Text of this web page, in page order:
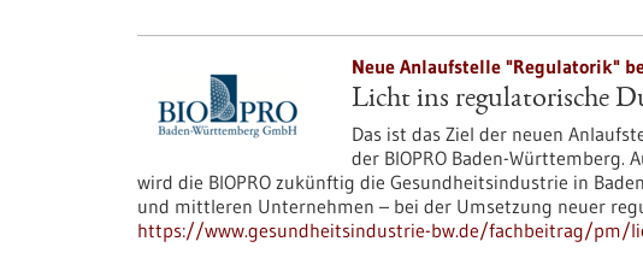
Neue Anlaufstelle "Regulatorik"
Licht ins regulatorische
Das ist das Ziel der neuen
der BIOPRO Baden-Württemberg.
wird die BIOPRO zukünftig die Gesundheitsindustrie in
und mittleren Unternehmen – bei der Umsetzung neuer
https://www.gesundheitsindustrie-bw.de/fachbeitrag/pm/